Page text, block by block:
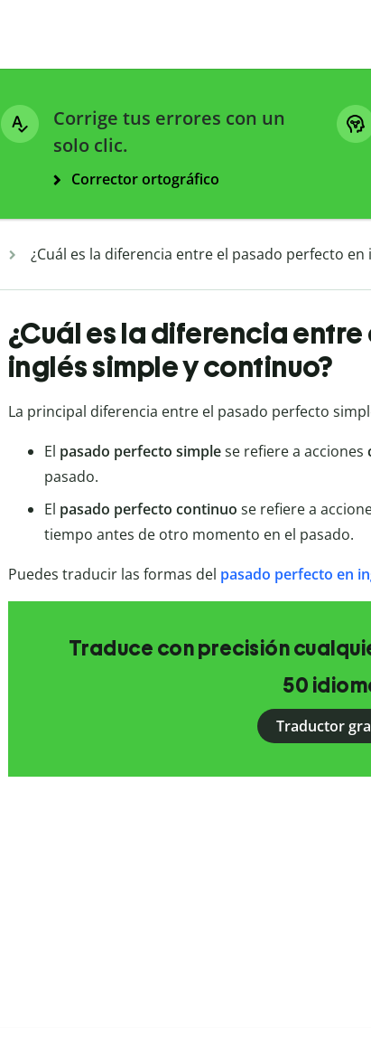
Corrige tus errores con un
solo clic.
Corrector ortográfico
¿Cuál es la diferencia entre el pasado perfecto
¿Cuál es la diferencia
inglés simple y continuo?
La principal diferencia entre el pasado perfecto
El pasado perfecto simplese refiere a acciones
pasado.
El pasado perfecto continuo se refiere a
tiempo antes de otro momento en el pasado.
Puedes traducir las formas del pasado perfecto en
Traduce con precisión
50
Traductor